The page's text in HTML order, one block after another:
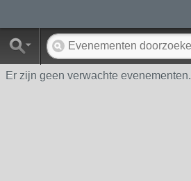
Er zijn geen verwachte evenementen.